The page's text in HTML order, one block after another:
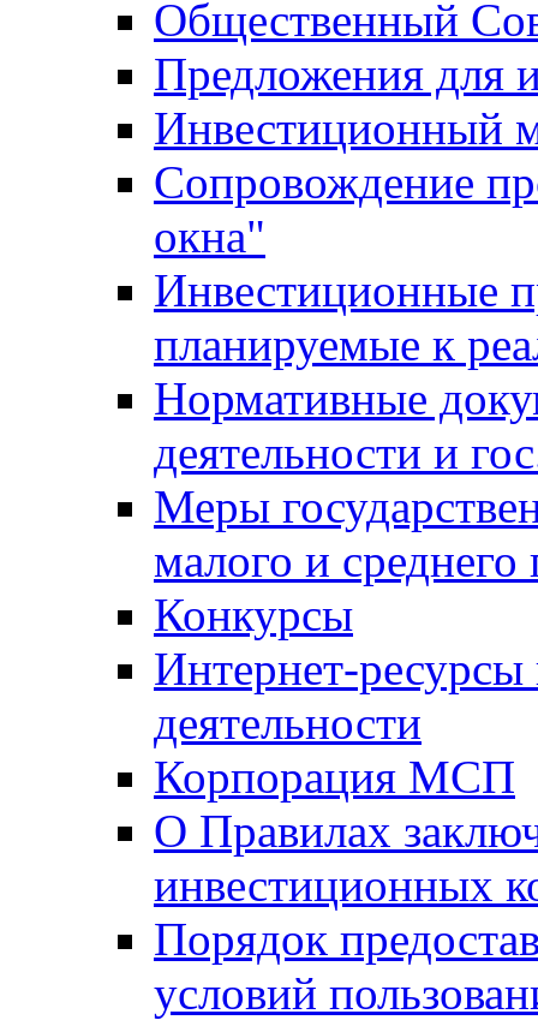
Общественный
Предложения для
Инвестиционный
Сопровождение
окна"
Инвестиционные
планируемые к
Нормативные
деятельности и
Меры
малого и среднего
Конкурсы
Интернет-
деятельности
Корпорация МСП
О Правилах
инвестиционных
Порядок
условий